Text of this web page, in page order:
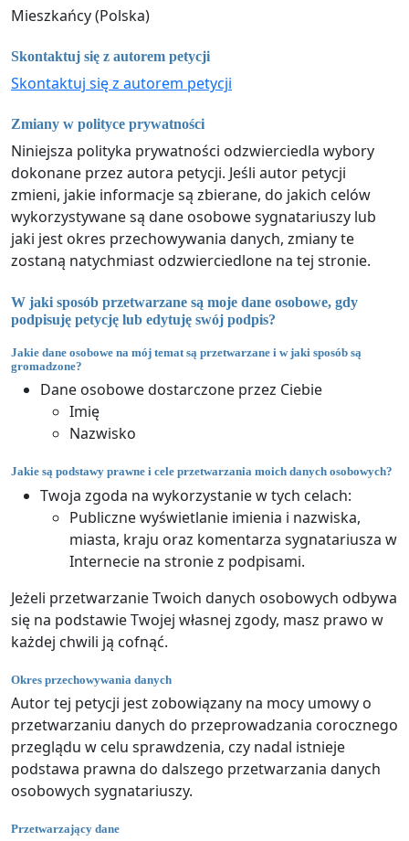
Mieszkańcy (Polska)
Skontaktuj się z autorem petycji
Skontaktuj się z autorem petycji
Zmiany w polityce prywatności
Niniejsza polityka prywatności odzwierciedla wybory
dokonane przez autora petycji. Jeśli autor petycji
zmieni, jakie informacje są zbierane, do jakich celów
wykorzystywane są dane osobowe sygnatariuszy lub
jaki jest okres przechowywania danych, zmiany te
zostaną natychmiast odzwierciedlone na tej stronie.
W jaki sposób przetwarzane są moje dane osobowe, gdy
podpisuję petycję lub edytuję swój podpis?
Jakie dane osobowe na mój temat są przetwarzane i w jaki sposób są
gromadzone?
Dane osobowe dostarczone przez Ciebie
Imię
Nazwisko
Jakie są podstawy prawne i cele przetwarzania moich danych osobowych?
Twoja zgoda na wykorzystanie w tych celach:
Publiczne wyświetlanie imienia i nazwiska,
miasta, kraju oraz komentarza sygnatariusza w
Internecie na stronie z podpisami.
Jeżeli przetwarzanie Twoich danych osobowych odbywa
się na podstawie Twojej własnej zgody, masz prawo w
każdej chwili ją cofnąć.
Okres przechowywania danych
Autor tej petycji jest zobowiązany na mocy umowy o
przetwarzaniu danych do przeprowadzania corocznego
przeglądu w celu sprawdzenia, czy nadal istnieje
podstawa prawna do dalszego przetwarzania danych
osobowych sygnatariuszy.
Przetwarzający dane